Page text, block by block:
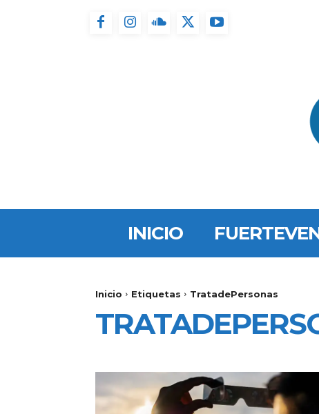
INICIO
Inicio Etiquetas TratadePersonas